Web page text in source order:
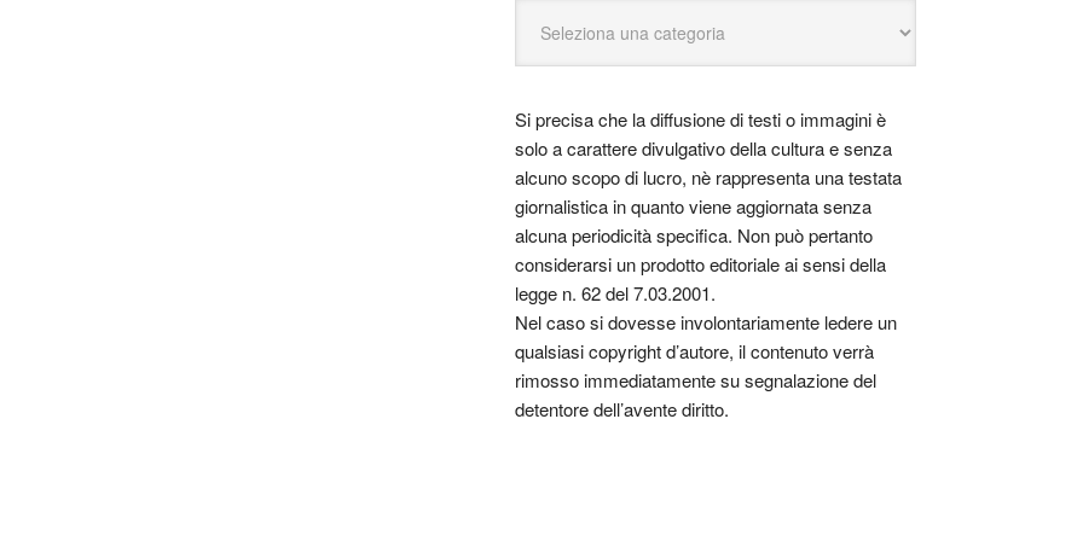
Si precisa che la diffusione di testi o immagini è
solo a carattere divulgativo della cultura e senza
alcuno scopo di lucro, nè rappresenta una testata
giornalistica in quanto viene aggiornata senza
alcuna periodicità specifica. Non può pertanto
considerarsi un prodotto editoriale ai sensi della
legge n. 62 del 7.03.2001.
Nel caso si dovesse involontariamente ledere un
qualsiasi copyright d’autore, il contenuto verrà
rimosso immediatamente su segnalazione del
detentore dell’avente diritto.